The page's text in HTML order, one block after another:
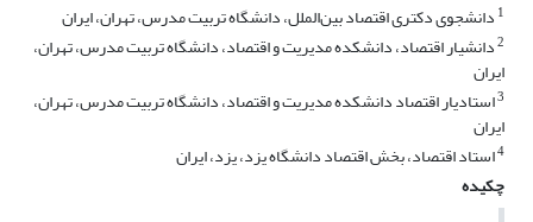
1 دانشجوی دکتری اقتصاد بین‌الملل، دانشگاه تربیت مدرس، تهران، ایران
2دانشیار اقتصاد، دانشکده مدیریت و اقتصاد، دانشگاه تربیت مدرس، تهران،
ایران
3استادیار اقتصاد دانشکده مدیریت و اقتصاد، دانشگاه تربیت مدرس، تهران،
ایران
4استاد اقتصاد، بخش اقتصاد دانشگاه یزد، یزد، ایران
چکیده